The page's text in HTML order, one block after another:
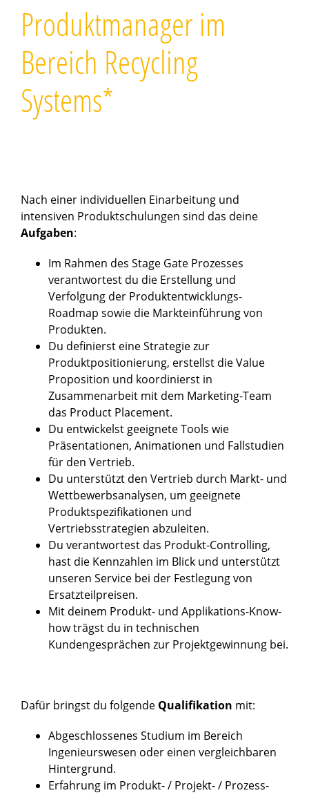
Produktmanager im
Bereich Recycling
Systems*
Nach einer individuellen Einarbeitung und
intensiven Produktschulungen sind das deine
Aufgaben:
Im Rahmen des Stage Gate Prozesses
verantwortest du die Erstellung und
Verfolgung der Produktentwicklungs-
Roadmap sowie die Markteinführung von
Produkten.
Du definierst eine Strategie zur
Produktpositionierung, erstellst die Value
Proposition und koordinierst in
Zusammenarbeit mit dem Marketing-Team
das Product Placement.
Du entwickelst geeignete Tools wie
Präsentationen, Animationen und Fallstudien
für den Vertrieb.
Du unterstützt den Vertrieb durch Markt- und
Wettbewerbsanalysen, um geeignete
Produktspezifikationen und
Vertriebsstrategien abzuleiten.
Du verantwortest das Produkt-Controlling,
hast die Kennzahlen im Blick und unterstützt
unseren Service bei der Festlegung von
Ersatzteilpreisen.
Mit deinem Produkt- und Applikations-Know-
how trägst du in technischen
Kundengesprächen zur Projektgewinnung bei.
Dafür bringst du folgende Qualifikation mit:
Abgeschlossenes Studium im Bereich
Ingenieurswesen oder einen vergleichbaren
Hintergrund.
Erfahrung im Produkt- / Projekt- / Prozess-